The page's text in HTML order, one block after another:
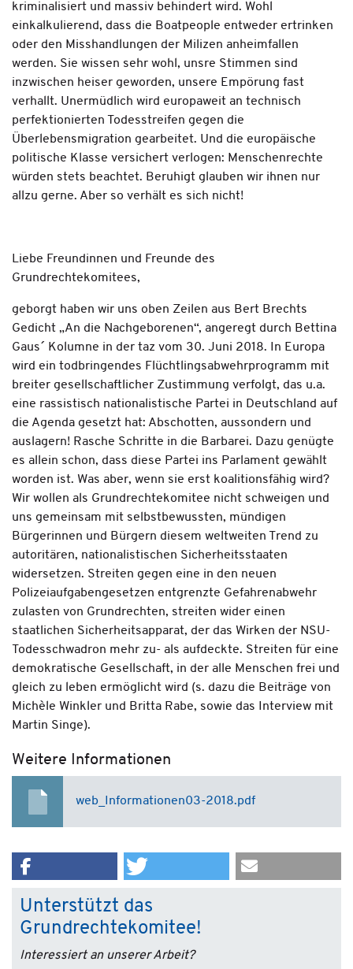
kriminalisiert und massiv behindert wird. Wohl
einkalkulierend, dass die Boatpeople entweder ertrinken
oder den Misshandlungen der Milizen anheimfallen
werden. Sie wissen sehr wohl, unsre Stimmen sind
inzwischen heiser geworden, unsere Empörung fast
verhallt. Unermüdlich wird europaweit an technisch
perfektionierten Todesstreifen gegen die
Überlebensmigration gearbeitet. Und die europäische
politische Klasse versichert verlogen: Menschenrechte
würden stets beachtet. Beruhigt glauben wir ihnen nur
allzu gerne. Aber so verhält es sich nicht!
Liebe Freundinnen und Freunde des
Grundrechtekomitees,
geborgt haben wir uns oben Zeilen aus Bert Brechts
Gedicht „An die Nachgeborenen“, angeregt durch Bettina
Gaus´ Kolumne in der taz vom 30. Juni 2018. In Europa
wird ein todbringendes Flüchtlingsabwehrprogramm mit
breiter gesellschaftlicher Zustimmung verfolgt, das u.a.
eine rassistisch nationalistische Partei in Deutschland auf
die Agenda gesetzt hat: Abschotten, aussondern und
auslagern! Rasche Schritte in die Barbarei. Dazu genügte
es allein schon, dass diese Partei ins Parlament gewählt
worden ist. Was aber, wenn sie erst koalitionsfähig wird?
Wir wollen als Grundrechtekomitee nicht schweigen und
uns gemeinsam mit selbstbewussten, mündigen
Bürgerinnen und Bürgern diesem weltweiten Trend zu
autoritären, nationalistischen Sicherheitsstaaten
widersetzen. Streiten gegen eine in den neuen
Polizeiaufgabengesetzen entgrenzte Gefahrenabwehr
zulasten von Grundrechten, streiten wider einen
staatlichen Sicherheitsapparat, der das Wirken der NSU-
Todesschwadron mehr zu- als aufdeckte. Streiten für eine
demokratische Gesellschaft, in der alle Menschen frei und
gleich zu leben ermöglicht wird (s. dazu die Beiträge von
Michèle Winkler und Britta Rabe, sowie das Interview mit
Martin Singe).
Weitere Informationen
web_Informationen03-2018.pdf
Unterstützt das
Grundrechtekomitee!
Interessiert an unserer Arbeit?